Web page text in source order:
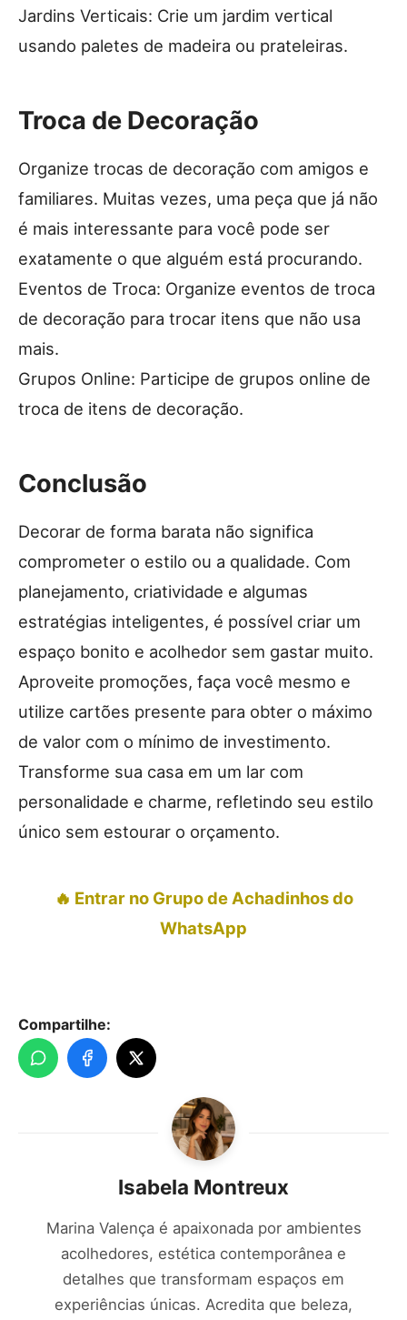
Jardins Verticais: Crie um jardim vertical
usando paletes de madeira ou prateleiras.
Troca de Decoração
Organize trocas de decoração com amigos e
familiares. Muitas vezes, uma peça que já não
é mais interessante para você pode ser
exatamente o que alguém está procurando.
Eventos de Troca: Organize eventos de troca
de decoração para trocar itens que não usa
mais.
Grupos Online: Participe de grupos online de
troca de itens de decoração.
Conclusão
Decorar de forma barata não significa
comprometer o estilo ou a qualidade. Com
planejamento, criatividade e algumas
estratégias inteligentes, é possível criar um
espaço bonito e acolhedor sem gastar muito.
Aproveite promoções, faça você mesmo e
utilize cartões presente para obter o máximo
de valor com o mínimo de investimento.
Transforme sua casa em um lar com
personalidade e charme, refletindo seu estilo
único sem estourar o orçamento.
🔥 Entrar no Grupo de Achadinhos do
WhatsApp
Compartilhe:
Isabela Montreux
Marina Valença é apaixonada por ambientes
acolhedores, estética contemporânea e
detalhes que transformam espaços em
experiências únicas. Acredita que beleza,